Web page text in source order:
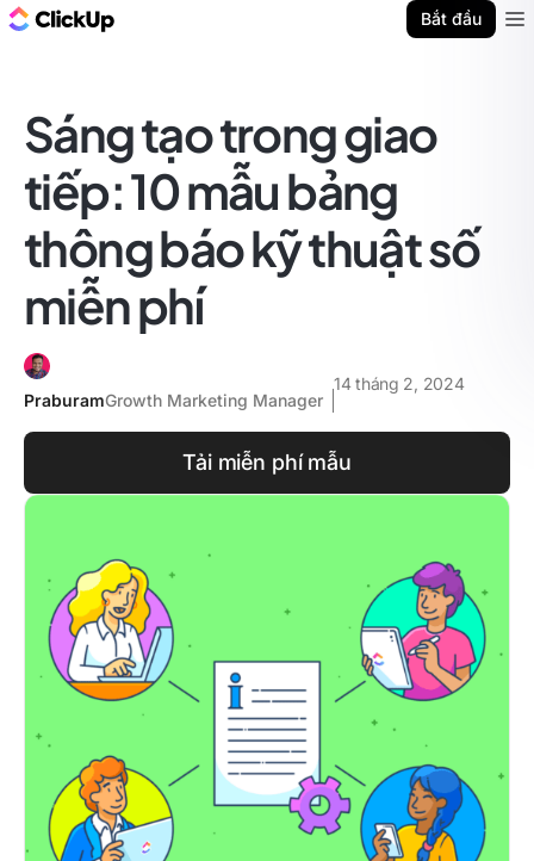
Bắt đầu
Sáng tạo trong giao
tiếp: 10 mẫu bảng
thông báo kỹ thuật số
miễn phí
PraburamGrowth Marketing Manager
14 tháng 2, 2024
Tải miễn phí mẫu